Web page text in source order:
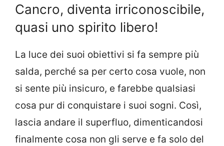
Cancro, diventa irriconoscibile,
quasi uno spirito libero!
La luce dei suoi obiettivi si fa sempre più
salda, perché sa per certo cosa vuole, non
si sente più insicuro, e farebbe qualsiasi
cosa pur di conquistare i suoi sogni. Così,
lascia andare il superfluo, dimenticandosi
finalmente cosa non gli serve e fa solo del